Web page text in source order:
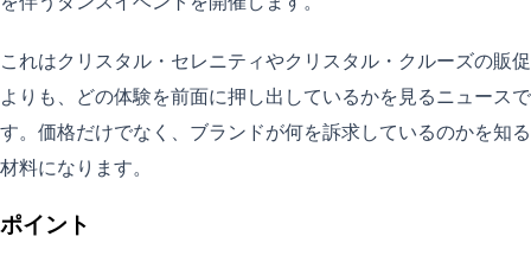
これはクリスタル・セレニティやクリスタル・クルーズの販促
よりも、どの体験を前面に押し出しているかを見るニュースで
す。価格だけでなく、ブランドが何を訴求しているのかを知る
材料になります。
ポイント